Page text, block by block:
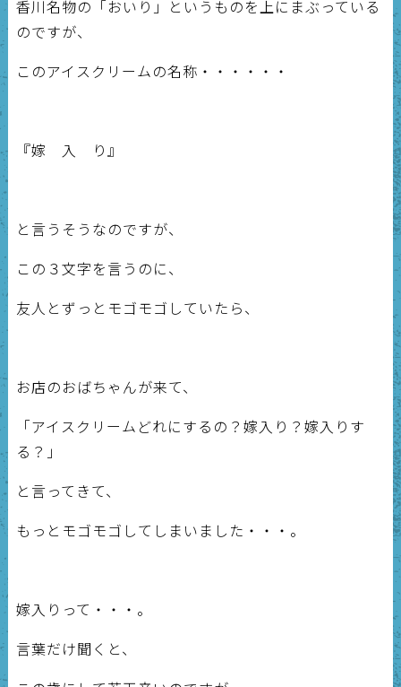
香川名物の「おいり」というものを上にまぶっている
のですが、
このアイスクリームの名称・・・・・・
『嫁 入 り』
と言うそうなのですが、
この３文字を言うのに、
友人とずっとモゴモゴしていたら、
お店のおばちゃんが来て、
「アイスクリームどれにするの？嫁入り？嫁入りす
る？」
と言ってきて、
もっとモゴモゴしてしまいました・・・。
嫁入りって・・・。
言葉だけ聞くと、